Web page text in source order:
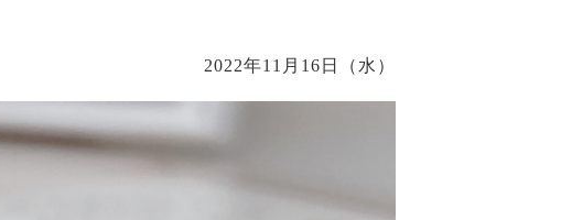
2022年11月16日（水）